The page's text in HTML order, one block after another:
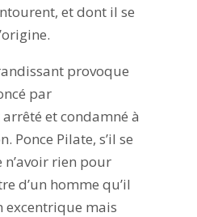
et dont il se
provoque
par
arrêté et condamné à
Ponce Pilate, s’il se
n’avoir rien pour
d’un homme qu’il
mais